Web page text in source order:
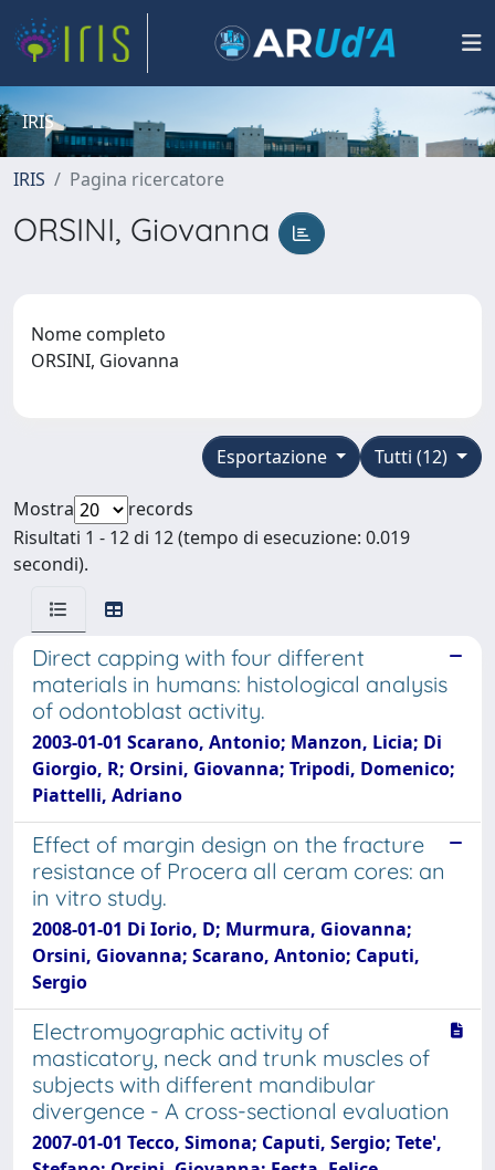
IRIS
IRIS Pagina ricercatore
ORSINI, Giovanna
Nome completo
ORSINI, Giovanna
Tutti (12)
Esportazione
Mostra
records
Risultati 1 - 12 di 12 (tempo di esecuzione: 0.019
secondi).
Direct capping with four different
materials in humans: histological analysis
of odontoblast activity.
2003-01-01 Scarano, Antonio; Manzon, Licia; Di
Giorgio, R; Orsini, Giovanna; Tripodi, Domenico;
Piattelli, Adriano
Effect of margin design on the fracture
resistance of Procera all ceram cores: an
in vitro study.
2008-01-01 Di Iorio, D; Murmura, Giovanna;
Orsini, Giovanna; Scarano, Antonio; Caputi,
Sergio
Electromyographic activity of
masticatory, neck and trunk muscles of
subjects with different mandibular
divergence - A cross-sectional evaluation
2007-01-01 Tecco, Simona; Caputi, Sergio; Tete',